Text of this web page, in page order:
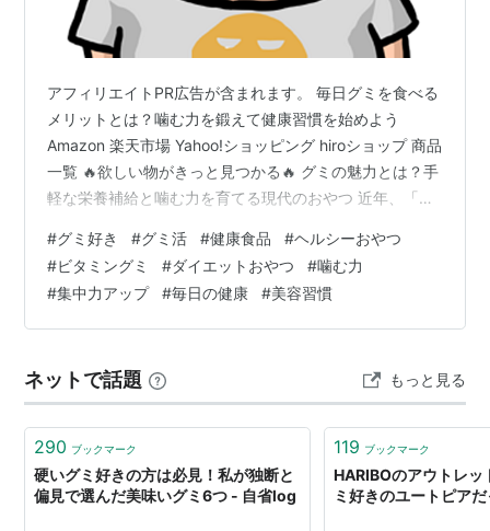
アフィリエイトPR広告が含まれます。 毎日グミを食べる
メリットとは？噛む力を鍛えて健康習慣を始めよう
Amazon 楽天市場 Yahoo!ショッピング hiroショップ 商品
一覧 🔥欲しい物がきっと見つかる🔥 グミの魅力とは？手
軽な栄養補給と噛む力を育てる現代のおやつ 近年、「グ
増えており、グミは単なるお菓子ではなく健康をサポー
トする食品としても注目されています。 ガムやあめと違
い、グミは食べ終わった後の処理が簡単です。 ガムのよ
うに包み紙や吐き出した後のゴミに困ることもありませ
から、多くの…
#グミ好き #グミ活 #健康食品 #ヘルシーおやつ
#ビタミングミ #ダイエットおやつ #噛む力
#集中力アップ #毎日の健康 #美容習慣
ネットで話題 もっと見る
290 ブックマーク
硬いグミ好きの方は必見！私が独断と
偏見で選んだ美味いグミ6つ - 自省log
119 ブックマーク
HARIBOのアウトレッ
ミ好きのユートピア